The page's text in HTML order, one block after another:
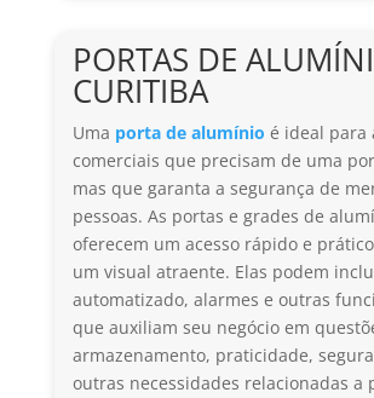
PORTAS DE
CURITIBA
Uma porta de alumínio é ideal para
comerciais que precisam de uma
mas que garanta a segurança de
pessoas. As portas e grades de
oferecem um acesso rápido e
um visual atraente. Elas podem
automatizado, alarmes e outras
que auxiliam seu negócio em
armazenamento, praticidade,
outras necessidades relacionadas a